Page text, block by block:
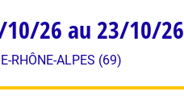
10/26 au 23/10/26
RHÔNE-ALPES (69)